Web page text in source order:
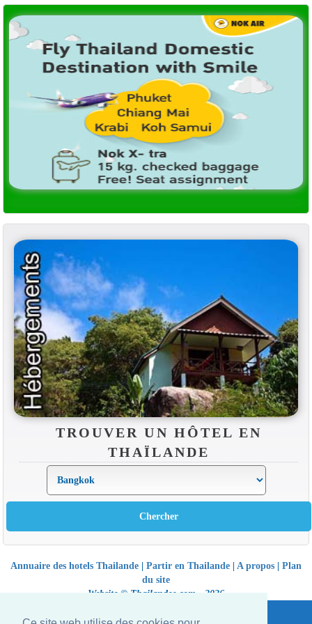
TROUVER UN HÔTEL EN
THAÏLANDE
Annuaire des hotels Thailande | Partir en Thailande | A propos | Plan
du site
Website © Thailandee.com - 2026